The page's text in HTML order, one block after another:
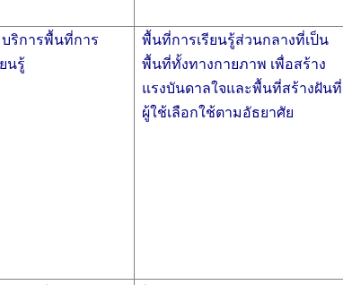
บริการพื้นที่การ
นรู้
พื้นที่การเรียนรู้ส่วนกลางที่เป็น
พื้นที่ทั้งทางกายภาพ เพื่อสร้าง
แรงบันดาลใจและพื้นที่สร้างฝันที่
ผู้ใช้เลือกใช้ตามอัธยาศัย